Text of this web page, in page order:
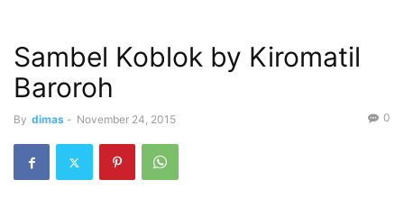
Sambel Koblok by Kiromatil
Baroroh
By dimas - November 24, 2015 0